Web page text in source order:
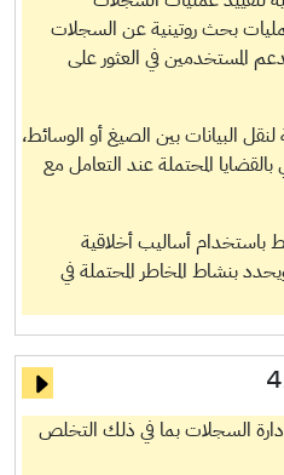
بحث روتينية عن السجلات
المستخدمين في العثور على
البيانات بين الصيغ أو الوسائط،
المحتملة عند التعامل مع
باستخدام أساليب أخلاقية
بنشاط المخاطر المحتملة في
السجلات بما في ذلك التخلص